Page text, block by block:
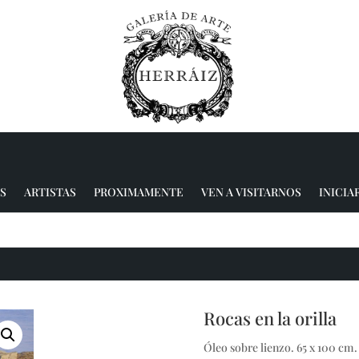
ARTISTAS PROXIMAMENTE VEN A VISITARNOS
Rocas en la orilla
Óleo sobre lienzo. 65 x 100 cm.